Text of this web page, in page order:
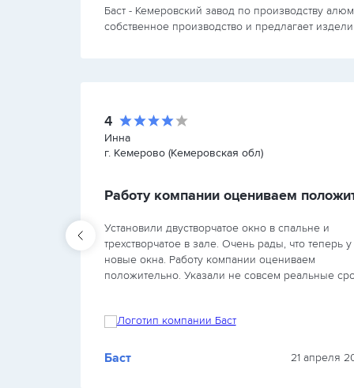
Баст - Кемеровский завод по производству
собственное производство и предлагает
4
Инна
г. Кемерово (Кемеровская обл)
Установили двустворчатое окно в спальне и
трехстворчатое в зале. Очень рады, что теперь у
новые окна. Работу компании оцениваем
положительно. Указали не совсем реальные
Баст 21 апреля